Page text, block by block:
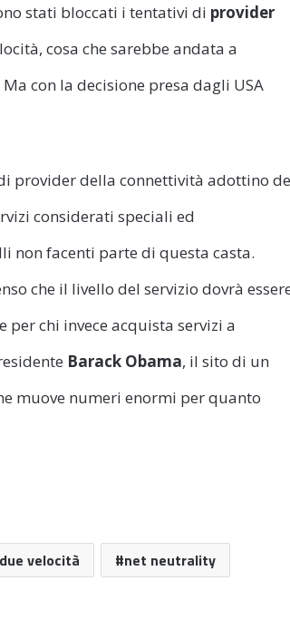
stati bloccati i tentativi di provider
cosa che sarebbe andata a
Ma con la decisione presa dagli USA
provider della connettività adottino
considerati speciali ed
non facenti parte di questa casta.
che il livello del servizio dovrà
chi invece acquista servizi a
Barack Obama, il sito di un
muove numeri enormi per quanto
velocità net neutrality